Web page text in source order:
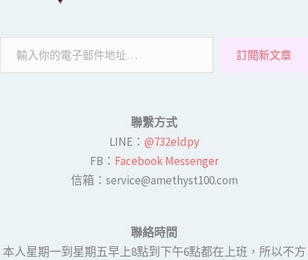
訂閱新文章
聯繫方式
LINE​： @732eldpy
FB：​ Facebook Messenger
​​信箱：service@amethyst100.com
聯絡時間
本人星期一到星期五早上8點到下午6點都在上班，所以不方